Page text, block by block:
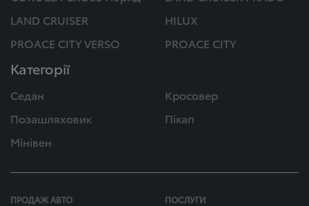
LAND CRUISER
HILUX
PROACE CITY VERSO
PROACE CITY
Категорії
Седан
Кросовер
Позашляховик
Пікап
Мінівен
ПРОДАЖ АВТО ПОСЛУГИ